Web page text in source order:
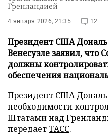
Гренландией
4 января 2026, 21:35 12
Президент США
Венесуэле заявил,
должны
обеспечения
Президент США
необходимости
Штатами над
передаетТАСС.